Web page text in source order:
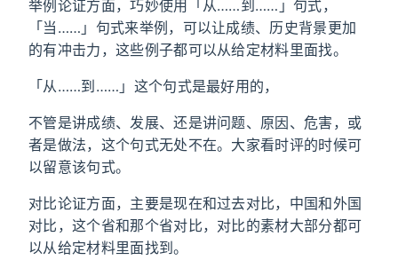
举例论证方面，巧妙使用「从……到……」句式，
「当……」句式来举例，可以让成绩、历史背景更加
的有冲击力，这些例子都可以从给定材料里面找。
「从……到……」这个句式是最好用的，
不管是讲成绩、发展、还是讲问题、原因、危害，或
者是做法，这个句式无处不在。大家看时评的时候可
以留意该句式。
对比论证方面，主要是现在和过去对比，中国和外国
对比，这个省和那个省对比，对比的素材大部分都可
以从给定材料里面找到。